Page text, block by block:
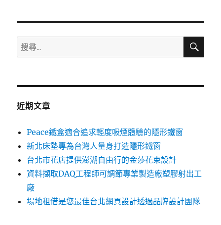
搜
尋
鍵
搜
近期文章
Peace鐵盒適合追求輕度吸煙體驗的隱形鐵窗
新北床墊專為台灣人量身打造隱形鐵窗
台北市花店提供澎湖自由行的金莎花束設計
資料擷取DAQ工程師可調節專業製造廠塑膠射出工
廠
場地租借是您最佳台北網頁設計透過品牌設計團隊